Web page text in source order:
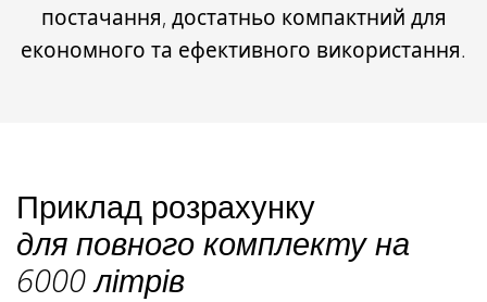
постачання, достатньо компактний для
економного та ефективного використання.
Приклад розрахунку
для повного комплекту на
6000 літрів